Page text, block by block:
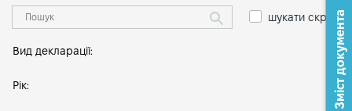
шукати скрізь
Вид декларації:
Рік: Зміст документа